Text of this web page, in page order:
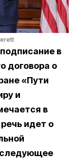
подписание в
договора о
«Пути
и
в
идет о